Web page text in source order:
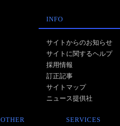
INFO
サイトからのお知らせ
サイトに関するヘルプ
採用情報
訂正記事
サイトマップ
ニュース提供社
OTHER SERVICES